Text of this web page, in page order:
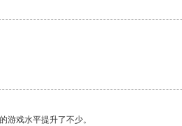
戏水平提升了不少。